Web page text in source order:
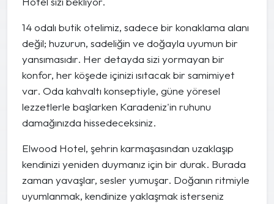
14 odalı butik otelimiz, sadece bir konaklama alanı
değil; huzurun, sadeliğin ve doğayla uyumun bir
yansımasıdır. Her detayda sizi yormayan bir
konfor, her köşede içinizi ısıtacak bir samimiyet
var. Oda kahvaltı konseptiyle, güne yöresel
lezzetlerle başlarken Karadeniz'in ruhunu
damağınızda hissedeceksiniz.
Elwood Hotel, şehrin karmaşasından uzaklaşıp
kendinizi yeniden duymanız için bir durak. Burada
zaman yavaşlar, sesler yumuşar. Doğanın ritmiyle
uyumlanmak, kendinize yaklaşmak isterseniz